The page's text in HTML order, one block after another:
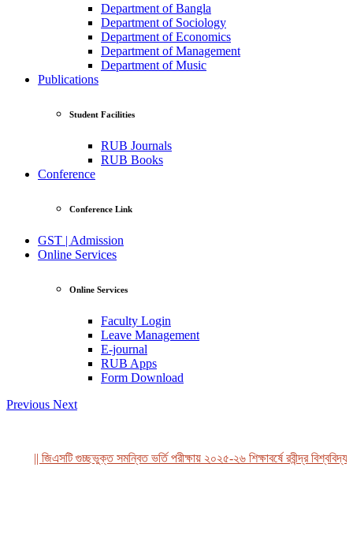
Department of Bangla
Department of Sociology
Department of Economics
Department of Management
Department of Music
Publications
Student Facilities
RUB Journals
RUB Books
Conference
Conference Link
GST | Admission
Online Services
Online Services
Faculty Login
Leave Management
E-journal
RUB Apps
Form Download
Previous Next
|| জিএসটি গুচ্ছভুক্ত সমন্বিত ভর্তি পরীক্ষায় ২০২৫-২৬ শিক্ষাবর্ষে রবীন্দ্র